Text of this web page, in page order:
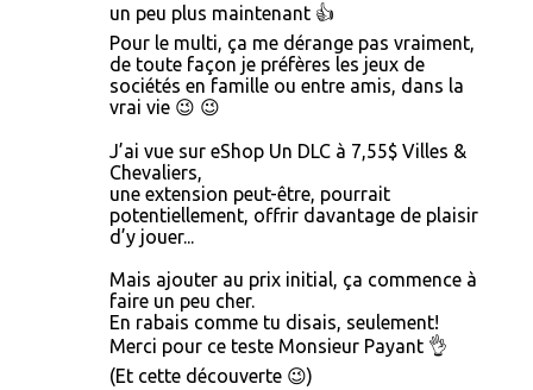
un peu plus maintenant 👍
Pour le multi, ça me dérange pas vraiment,
de toute façon je préfères les jeux de
sociétés en famille ou entre amis, dans la
vrai vie 😉 😉
J’ai vue sur eShop Un DLC à 7,55$ Villes &
Chevaliers,
une extension peut-être, pourrait
potentiellement, offrir davantage de plaisir
d’y jouer...
Mais ajouter au prix initial, ça commence à
faire un peu cher.
En rabais comme tu disais, seulement!
Merci pour ce teste Monsieur Payant 👌
(Et cette découverte 😉)